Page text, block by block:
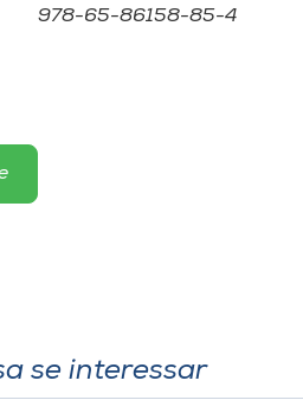
978-65-86158-85-4
se interessar